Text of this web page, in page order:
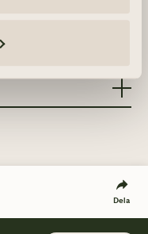
Dela